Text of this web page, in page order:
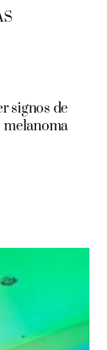
signos de
melanoma